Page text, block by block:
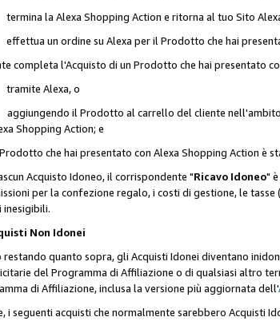
la Alexa Shopping Action e ritorna al tuo Sito
un ordine su Alexa per il Prodotto che hai
completa l'Acquisto di un Prodotto che hai presentato
tramite Alexa, o
il Prodotto al carrello del cliente
Shopping Action; e
che hai presentato con Alexa Shopping Action è
Acquisto Idoneo, il corrispondente "Ricavo Idoneo"
per la confezione regalo, i costi di gestione, le
inesigibili.
Non Idonei
restando quanto sopra, gli Acquisti Idonei diventano
del Programma di Affiliazione o di qualsiasi altro
di Affiliazione, inclusa la versione più aggiornata dell'
i seguenti acquisti che normalmente sarebbero Acquisti